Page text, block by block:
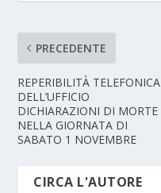
PRECEDENTE
REPERIBILITÀ TELEFONICA
DELL’UFFICIO
DICHIARAZIONI DI MORTE
NELLA GIORNATA DI
SABATO 1 NOVEMBRE
CIRCA L'AUTORE